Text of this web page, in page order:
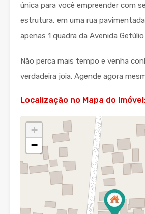
única para você empreender com
estrutura, em uma rua
apenas 1 quadra da Avenida Getúlio
Não perca mais tempo e venha
verdadeira joia. Agende agora
Localização no Mapa do
+
−